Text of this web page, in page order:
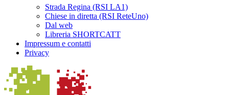
Strada Regina (RSI LA1)
Chiese in diretta (RSI ReteUno)
Dal web
Libreria SHORTCATT
Impressum e contatti
Privacy